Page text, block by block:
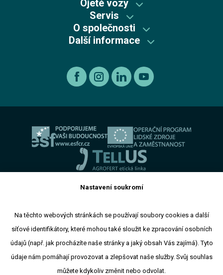
Skladové vozy Škoda
Škoda Plus
Kia předváděcí vozy
Skladové vozy Kia
Ojeté vozy
Škoda plus
Škoda
Ojeté vozy
Servis
Autorizovaný servis Kia
Autorizovaný servis Volkswagen
Autorizovaný servis Volkswagen Užitkové vozy
Servis AGROTEC Group
Zimní servisní akce
O společnosti
Mycí centrum
O nás
Další informace
Etický kodex koncernu AGROFERT
Cookies
Toto jsou internetové stránky společnosti AGROTEC a. s., se
sídlem v Hustopečích, Brněnská 74, PSČ 69301, IČ 00544957,
zapsané v OR vedeném Krajským soudem v Brně, oddíl B,
vložka 138. Společnost AGROTEC a.s. je členem koncernu
AGROFERT řízeného společností AGROFERT, a.s., IČ
26185610, se sídlem na adrese Pyšelská 2327/2, Chodov, 149
Nastavení soukromí
Na těchto webových stránkách se používají soubory cookies a další
síťové identifikátory, které mohou také sloužit ke zpracování osobních
údajů (např. jak procházíte naše stránky a jaký obsah Vás zajímá). Tyto
údaje nám pomáhají provozovat a zlepšovat naše služby. Svůj souhlas
můžete kdykoliv změnit nebo odvolat.